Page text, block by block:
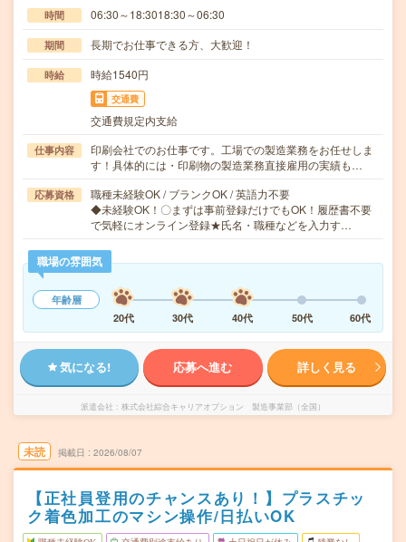
時間 06:30～18:3018:30～06:30
期間 長期でお仕事できる方、大歓迎！
時給 時給1540円
交通費
交通費規定内支給
仕事内容
印刷会社でのお仕事です。工場での製造業務をお任せしま
す！具体的には・印刷物の製造業務直接雇用の実績も…
応募資格
職種未経験OK / ブランクOK / 英語力不要
◆未経験OK！〇まずは事前登録だけでもOK！履歴書不要
で気軽にオンライン登録★氏名・職種などを入力す…
職場の雰囲気
年齢層
20代
30代 40代 50代 60代
気になる! 応募へ進む 詳しく見る
派遣会社 株式会社綜合キャリアオプション 製造事業部（全国）
未読 掲載日 2026/08/07
【正社員登用のチャンスあり！】プラスチッ
ク着色加工のマシン操作/日払いOK